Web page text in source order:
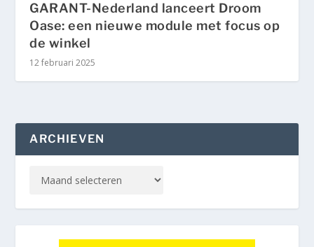
GARANT-Nederland lanceert Droom
Oase: een nieuwe module met focus op
de winkel
12 februari 2025
ARCHIEVEN